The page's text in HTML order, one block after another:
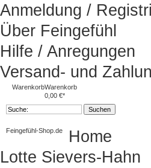
Anmeldung /
Über Feingefühl
Hilfe / Anregungen
Versand- und
WarenkorbWarenkorb
0,00 €*
Feingefühl-Shop.de
Home
Lotte Sievers-Hahn